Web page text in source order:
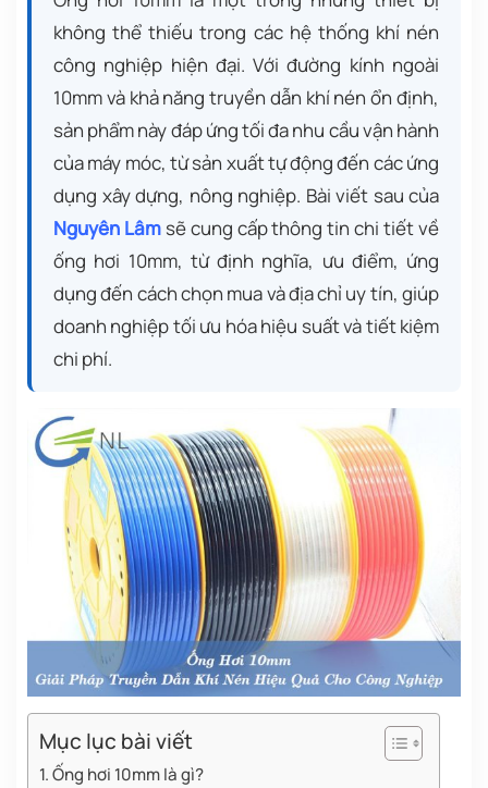
không thể thiếu trong các hệ thống khí nén
công nghiệp hiện đại. Với đường kính ngoài
10mm và khả năng truyền dẫn khí nén ổn định,
sản phẩm này đáp ứng tối đa nhu cầu vận hành
của máy móc, từ sản xuất tự động đến các ứng
dụng xây dựng, nông nghiệp. Bài viết sau của
Nguyên Lâmsẽ cung cấp thông tin chi tiết về
ống hơi 10mm, từ định nghĩa, ưu điểm, ứng
dụng đến cách chọn mua và địa chỉ uy tín, giúp
doanh nghiệp tối ưu hóa hiệu suất và tiết kiệm
chi phí.
Mục lục bài viết
1. Ống hơi 10mm là gì?